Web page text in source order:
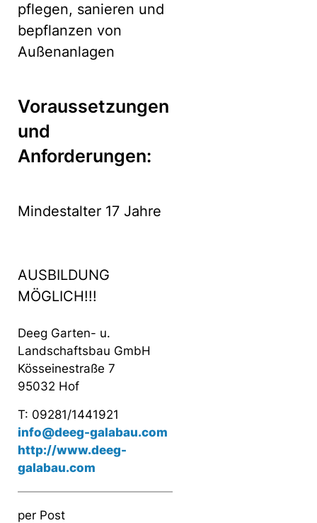
pflegen, sanieren und
bepflanzen von
Außenanlagen
Voraussetzungen
und
Anforderungen:
Mindestalter 17 Jahre
AUSBILDUNG
MÖGLICH!!!
Deeg Garten- u.
Landschaftsbau GmbH
Kösseinestraße 7
95032 Hof
T: 09281/1441921
info@deeg-galabau.com
http://www.deeg-
galabau.com
per Post